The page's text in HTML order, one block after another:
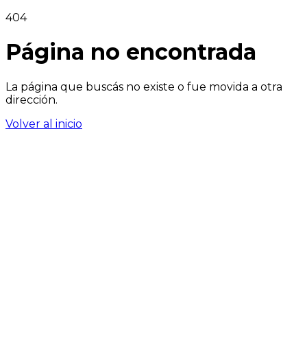
404
Página no encontrada
La página que buscás no existe o fue movida a otra
dirección.
Volver al inicio